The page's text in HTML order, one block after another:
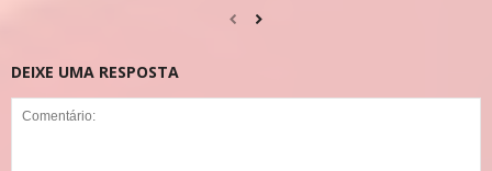
DEIXE UMA RESPOSTA